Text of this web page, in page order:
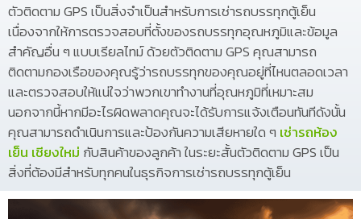
ตัวติดตาม GPS เป็นสิ่งจำเป็นสำหรับการเช่ารถบรรทุกตู้เย็น
เนื่องจากให้การตรวจสอบที่ตั้งของรถบรรทุกอุณหภูมิและข้อมูล
สำคัญอื่น ๆ แบบเรียลไทม์ ด้วยตัวติดตาม GPS คุณสามารถ
ติดตามกองเรือของคุณรู้ว่ารถบรรทุกของคุณอยู่ที่ไหนตลอดเวลา
และตรวจสอบให้แน่ใจว่าพวกเขาทำงานที่อุณหภูมิที่เหมาะสม
นอกจากนี้หากมีอะไรผิดพลาดคุณจะได้รับการแจ้งเตือนทันทีดังนั้น
คุณสามารถดำเนินการและป้องกันความเสียหายใด ๆ เช่ารถห้อง
เย็น เชียงใหม่ กับสินค้าของลูกค้า ในระยะสั้นตัวติดตาม GPS เป็น
สิ่งที่ต้องมีสำหรับทุกคนในธุรกิจการเช่ารถบรรทุกตู้เย็น